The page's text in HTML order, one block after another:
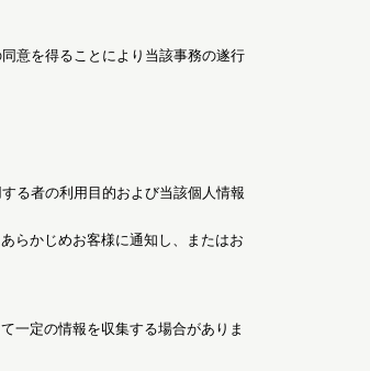
意を得ることにより当該事務の遂行
る者の利用目的および当該個人情報
らかじめお客様に通知し、またはお
一定の情報を収集する場合がありま